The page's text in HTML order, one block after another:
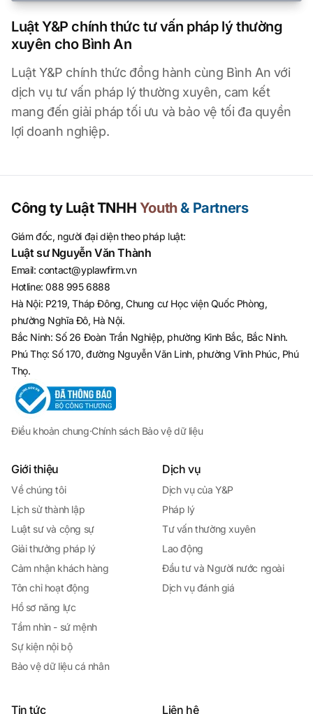
Luật Y&P chính thức tư vấn pháp lý thường
xuyên cho Bình An
Luật Y&P chính thức đồng hành cùng Bình An với
dịch vụ tư vấn pháp lý thường xuyên, cam kết
mang đến giải pháp tối ưu và bảo vệ tối đa quyền
lợi doanh nghiệp.
Công ty Luật TNHH Youth& Partners
Giám đốc, người đại diện theo pháp luật:
Luật sư Nguyễn Văn Thành
Email:contact@yplawfirm.vn
Hotline:088 995 6888
Hà Nội: P219, Tháp Đông, Chung cư Học viện Quốc Phòng,
phường Nghĩa Đô, Hà Nội.
Bắc Ninh: Số 26 Đoàn Trần Nghiệp, phường Kinh Bắc, Bắc Ninh.
Phú Thọ: Số 170, đường Nguyễn Văn Linh, phường Vĩnh Phúc, Phú
Thọ.
Điều khoản chung·Chính sách Bảo vệ dữ liệu
Giới thiệu
Về chúng tôi
Lịch sử thành lập
Luật sư và cộng sự
Giải thưởng pháp lý
Cảm nhận khách hàng
Tôn chỉ hoạt động
Hồ sơ năng lực
Tầm nhìn - sứ mệnh
Sự kiện nội bộ
Bảo vệ dữ liệu cá nhân
Dịch vụ
Dịch vụ của Y&P
Pháp lý
Tư vấn thường xuyên
Lao động
Đầu tư và Người nước ngoài
Dịch vụ đánh giá
Tin tức Liên hệ